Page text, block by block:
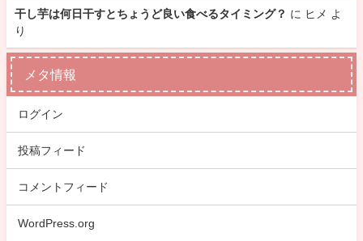
干し芋は何日干すとちょうど良い食べるタイミング？ に ヒメ よ
り
メタ情報
ログイン
投稿フィード
コメントフィード
WordPress.org